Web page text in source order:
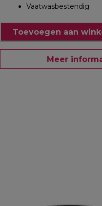
Vaatwasbestendig
Toevoegen aan
Meer